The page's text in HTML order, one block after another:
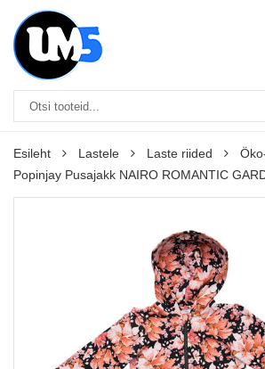
Esileht Lastele Laste riided
Popinjay Pusajakk NAIRO ROMANTIC